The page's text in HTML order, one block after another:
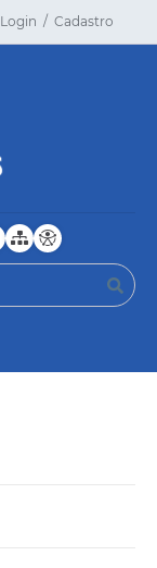
Login / Cadastro